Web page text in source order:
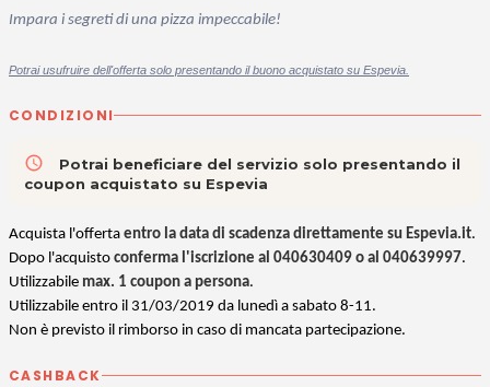
Impara i segreti di una pizza impeccabile!
Potrai usufruire dell'offerta solo presentando il buono acquistato su Espevia.
CONDIZIONI
access_time
Potrai beneficiare del servizio solo presentando il
coupon acquistato su Espevia
Acquista l'offerta entro la data di scadenza direttamente su Espevia.it.
Dopo l'acquisto conferma l'iscrizione al 040630409 o al 040639997.
Utilizzabile max. 1 coupon a persona.
Utilizzabile entro il 31/03/2019 da lunedì a sabato 8-11.
Non è previsto il rimborso in caso di mancata partecipazione.
CASHBACK